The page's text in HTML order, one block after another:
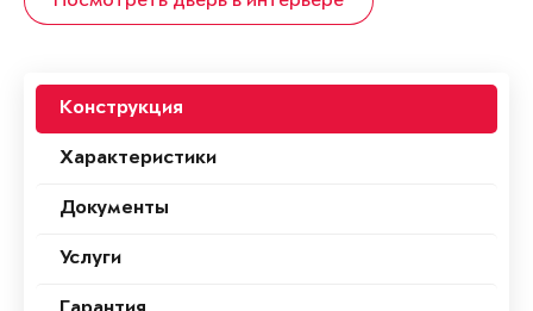
Конструкция
Характеристики
Документы
Услуги